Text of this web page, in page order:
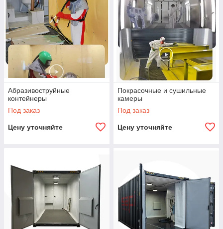
Абразивоструйные
контейнеры
Под заказ
Цену уточняйте
Покрасочные и сушильные
камеры
Под заказ
Цену уточняйте